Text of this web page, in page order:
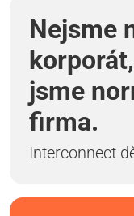
Nejsme
korporát,
jsme
firma.
Interconnect